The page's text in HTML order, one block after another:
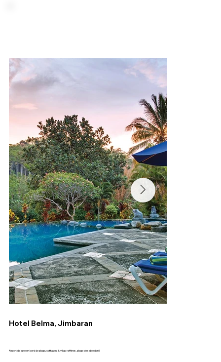
Hotel Belma, Jimbaran
Resort de luxe en bord de plage, cottages & villas raffines, plage de sable doré.